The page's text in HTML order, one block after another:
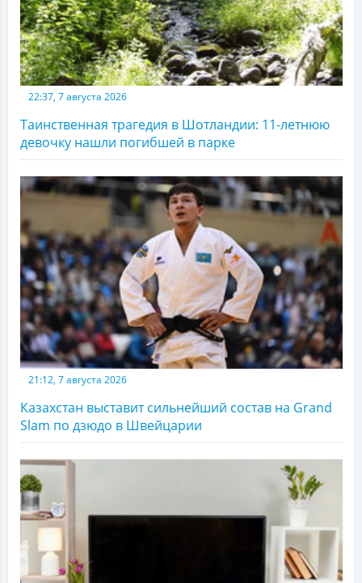
22:37, 7 августа 2026
Таинственная трагедия в Шотландии: 11-летнюю
девочку нашли погибшей в парке
21:12, 7 августа 2026
Казахстан выставит сильнейший состав на Grand
Slam по дзюдо в Швейцарии